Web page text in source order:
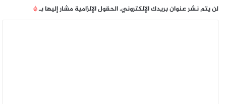
لن يتم نشر عنوان بريدك الإلكتروني.الحقول الإلزامية مشار إليها بـ*